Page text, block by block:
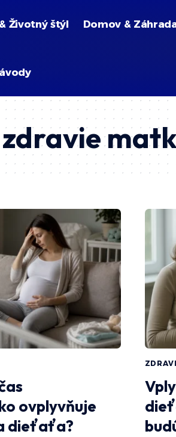
Životný štýl Domov &
zdravie
ovplyvňuje
dieťaťa?